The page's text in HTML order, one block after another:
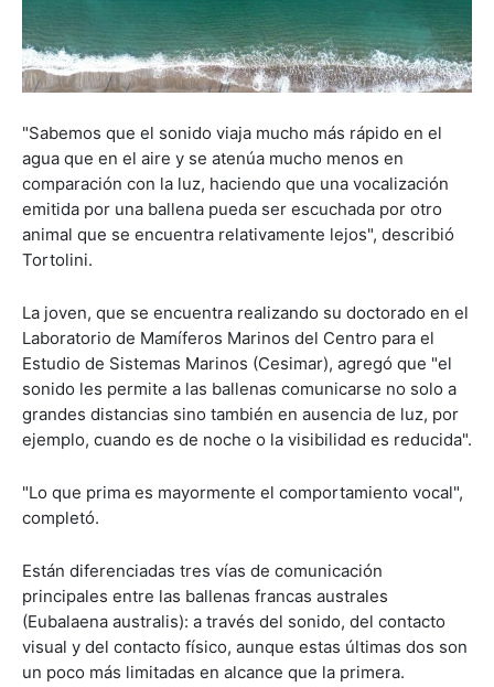
"Sabemos que el sonido viaja mucho más rápido en el
agua que en el aire y se atenúa mucho menos en
comparación con la luz, haciendo que una vocalización
emitida por una ballena pueda ser escuchada por otro
animal que se encuentra relativamente lejos", describió
Tortolini.
La joven, que se encuentra realizando su doctorado en el
Laboratorio de Mamíferos Marinos del Centro para el
Estudio de Sistemas Marinos (Cesimar), agregó que "el
sonido les permite a las ballenas comunicarse no solo a
grandes distancias sino también en ausencia de luz, por
ejemplo, cuando es de noche o la visibilidad es reducida".
"Lo que prima es mayormente el comportamiento vocal",
completó.
Están diferenciadas tres vías de comunicación
principales entre las ballenas francas australes
(Eubalaena australis): a través del sonido, del contacto
visual y del contacto físico, aunque estas últimas dos son
un poco más limitadas en alcance que la primera.